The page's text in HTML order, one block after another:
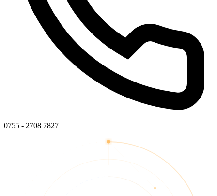
0755 - 2708 7827